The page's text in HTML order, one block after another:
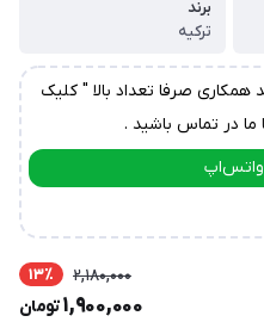
برند
ترکیه
صرفا تعداد بالا " کلیک
ما در تماس باشید .
واتس‌اپ
2,180,000 13٪
1,900,000تومان